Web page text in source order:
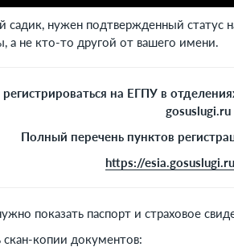
садик, нужен подтвержденный статус
а не кто-то другой от вашего имени.
регистрироваться на ЕГПУ в
gosuslugi.ru
Полный перечень пунктов
https://
показать паспорт и страховое
копии документов: